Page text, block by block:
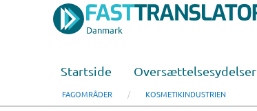
Danmark
Startside Oversættelsesydelser
FAGOMRÅDER KOSMETIKINDUSTRIEN